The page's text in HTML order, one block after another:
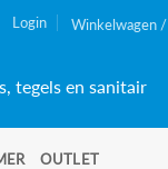
Login Winkelwagen /
tegels en sanitair
OUTLET